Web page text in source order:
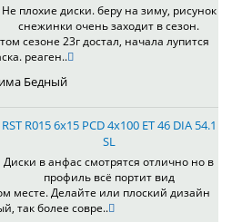
Не плохие диски. беру на зиму, рисунок
снежинки очень заходит в сезон.
сезоне 23г достал, начала лупится
реаген..
Бедный
RST R015 6x15 PCD 4x100 ET 46 DIA 54.1
SL
Диски в анфас смотрятся отлично но в
профиль всё портит вид
месте. Делайте или плоский дизайн
так более совре..